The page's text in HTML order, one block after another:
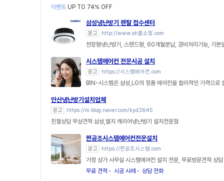
이벤트 UP TO 74% OFF
삼성냉난방기 렌탈 접수센터
광고 http://www.sh홈쇼핑.com
천장형냉난방기, 스탠드형, 60개월분납, 경비처리가능, 기본
시스템에어컨 전문시공 설치
광고 https://시스템에어컨.com
BIN-시스템은 삼성,LG의 정품 에어컨을 합리적인 가격으로
안산냉난방기설치업체
광고 https://m.blog.naver.com/kyd3845
친절상담 무상견적 삼성,엘지 캐리어냉난방기 설치전문점
찐공조시스템에어컨전문설치
광고 https://찐공조시스템.com
가정 상가 사무실 시스템에어컨 설치 전문, 무료방문견적 상담
무료 견적
시공 사례 상담 전화